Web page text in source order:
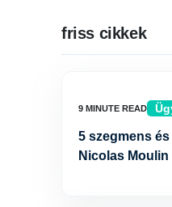
friss cikkek
5 szegmens
Nicolas Moulin